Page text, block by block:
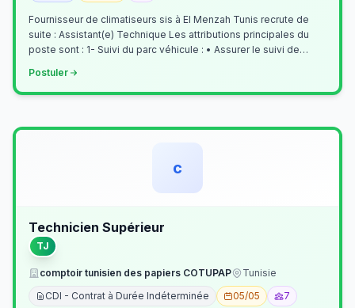
Fournisseur de climatiseurs sis à El Menzah Tunis recrute de
suite : Assistant(e) Technique Les attributions principales du
poste sont : 1- Suivi du parc véhicule : • Assurer le suivi de
Postuler
c
Technicien Supérieur
TJ
comptoir tunisien des papiers COTUPAP
Tunisie
CDI - Contrat à Durée Indéterminée
05/05 7